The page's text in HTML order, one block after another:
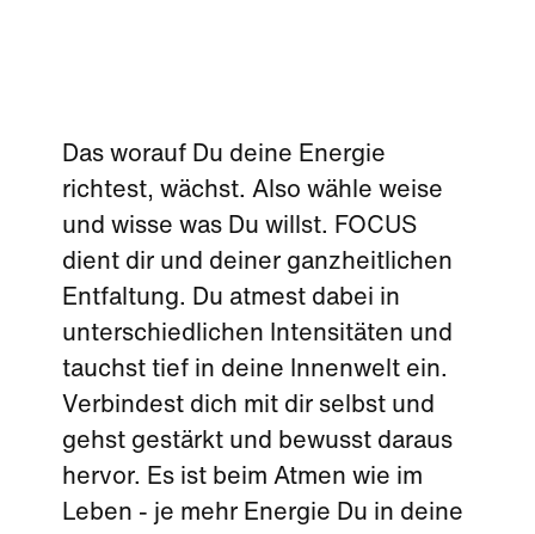
Das worauf Du deine Energie
richtest, wächst. Also wähle weise
und wisse was Du willst. FOCUS
dient dir und deiner ganzheitlichen
Entfaltung. Du atmest dabei in
unterschiedlichen Intensitäten und
tauchst tief in deine Innenwelt ein.
Verbindest dich mit dir selbst und
gehst gestärkt und bewusst daraus
hervor. Es ist beim Atmen wie im
Leben - je mehr Energie Du in deine